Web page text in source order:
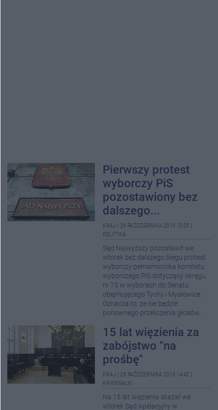
Pierwszy protest
wyborczy PiS
pozostawiony bez
dalszego...
KRAJ 29 PAŹDZIERNIKA 2019 15:25
POLITYKA
Sąd Najwyższy pozostawił we
wtorek bez dalszego biegu protest
wyborczy pełnomocnika komitetu
wyborczego PiS dotyczący okręgu
nr 75 w wyborach do Senatu
obejmującego Tychy i Mysłowice.
Oznacza to, że nie będzie
ponownego przeliczenia głosów...
15 lat więzienia za
zabójstwo "na
prośbę"
KRAJ 29 PAŹDZIERNIKA 2019 14:42
KRYMINAŁKI
Na 15 lat więzienia skazał we
wtorek Sąd Apelacyjny w